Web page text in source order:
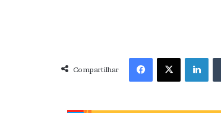
Compartilhar
Facebook X Linkedin